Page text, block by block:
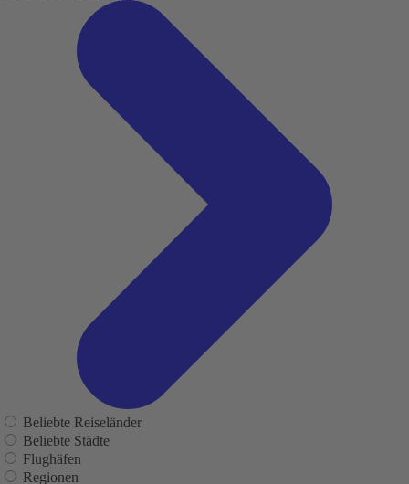
Beliebte Reiseländer
Beliebte Städte
Flughäfen
Regionen